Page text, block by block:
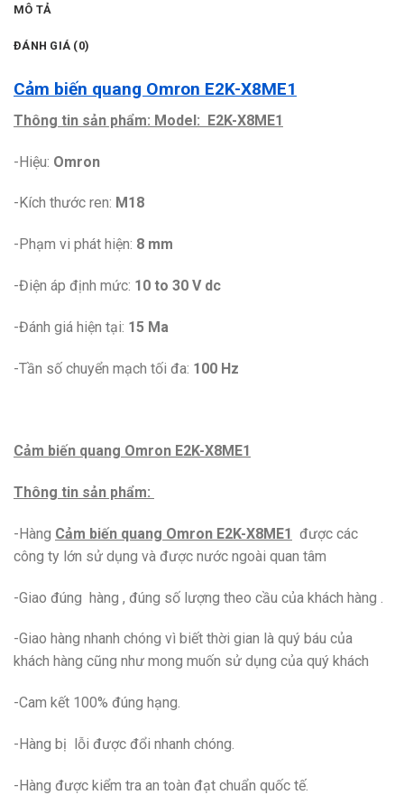
MÔ TẢ
ĐÁNH GIÁ (0)
Cảm biến quang Omron E2K-X8ME1
Thông tin sản phẩm: Model: E2K-X8ME1
-Hiệu: Omron
-Kích thước ren: M18
-Phạm vi phát hiện: 8 mm
-Điện áp định mức: 10 to 30 V dc
-Đánh giá hiện tại: 15 Ma
-Tần số chuyển mạch tối đa: 100 Hz
Cảm biến quang Omron E2K-X8ME1
Thông tin sản phẩm:
-Hàng Cảm biến quang Omron E2K-X8ME1 được các
công ty lớn sử dụng và được nước ngoài quan tâm
-Giao đúng hàng , đúng số lượng theo cầu của khách hàng .
-Giao hàng nhanh chóng vì biết thời gian là quý báu của
khách hàng cũng như mong muốn sử dụng của quý khách
-Cam kết 100% đúng hạng.
-Hàng bị lỗi được đổi nhanh chóng.
-Hàng được kiểm tra an toàn đạt chuẩn quốc tế.